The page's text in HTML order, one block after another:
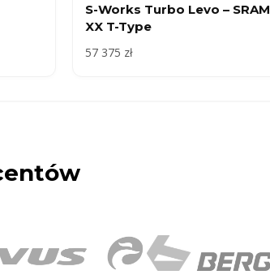
S-Works Turbo Levo – SRAM
XX T-Type
57 375 zł